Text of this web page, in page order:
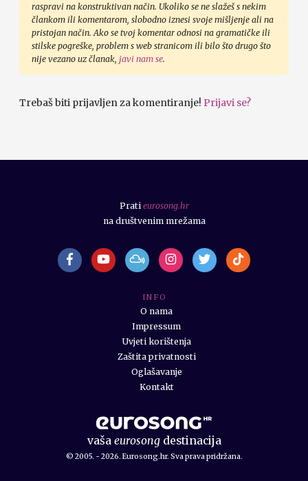
raspravi na konstruktivan način. Ukoliko se ne slažeš s nekim
člankom ili komentarom, slobodno iznesi svoje mišljenje ali na
pristojan način. Ako se tvoj komentar odnosi na gramatičke ili
stilske pogreške, problem s web stranicom ili bilo što drugo što
nije vezano uz članak, javi nam se.
Trebaš biti prijavljen za komentiranje! Prijavi se?
vaša eurosongdestinacija
© 2005. - 2026. Eurosong.hr. Sva prava pridržana.
I N F O
O nama
Impressum
Uvjeti korištenja
Zaštita privatnosti
Oglašavanje
Kontakt
Prati eurosong.hr
na društvenim mrežama